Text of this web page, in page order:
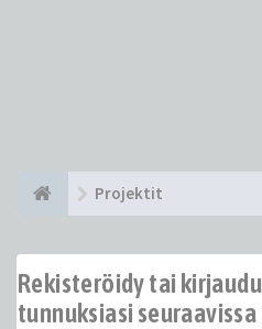
Projektit
Rekisteröidy tai
tunnuksiasi